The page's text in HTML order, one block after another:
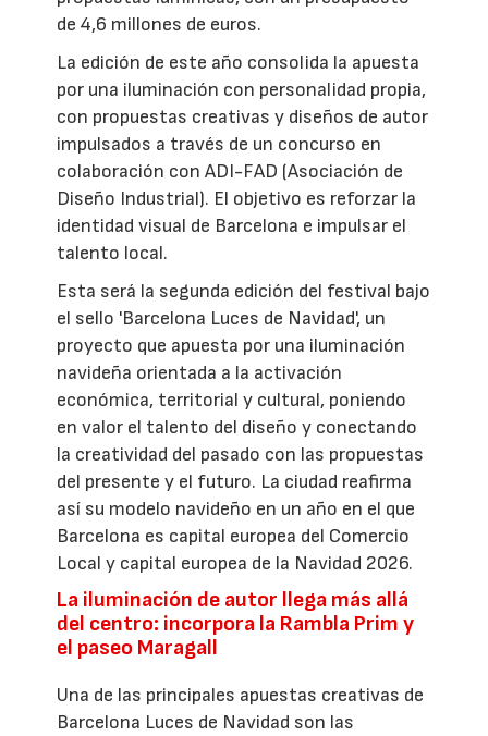
de 4,6 millones de euros.
La edición de este año consolida la apuesta
por una iluminación con personalidad propia,
con propuestas creativas y diseños de autor
impulsados a través de un concurso en
colaboración con ADI-FAD (Asociación de
Diseño Industrial). El objetivo es reforzar la
identidad visual de Barcelona e impulsar el
talento local.
Esta será la segunda edición del festival bajo
el sello 'Barcelona Luces de Navidad', un
proyecto que apuesta por una iluminación
navideña orientada a la activación
económica, territorial y cultural, poniendo
en valor el talento del diseño y conectando
la creatividad del pasado con las propuestas
del presente y el futuro. La ciudad reafirma
así su modelo navideño en un año en el que
Barcelona es capital europea del Comercio
Local y capital europea de la Navidad 2026.
La iluminación de autor llega más allá
del centro: incorpora la Rambla Prim y
el paseo Maragall
Una de las principales apuestas creativas de
Barcelona Luces de Navidad son las